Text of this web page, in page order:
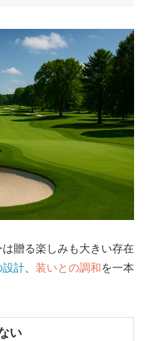
贈る楽しみも大きい存在
設計、 装いとの調和を一本
い